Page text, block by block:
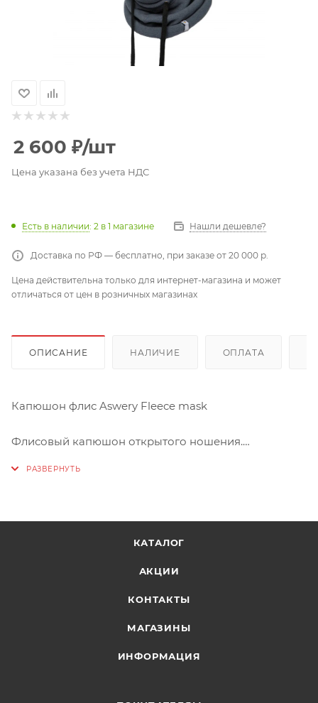
2 600 ₽/шт
Цена указана без учета НДС
Есть в наличии: 2 в 1 магазине Нашли дешевле?
Доставка по РФ — бесплатно, при заказе от 20 000 р.
Цена действительна только для интернет-магазина и может
отличаться от цен в розничных магазинах
ОПИСАНИЕ НАЛИЧИЕ ОПЛАТА
Капюшон флис Aswery Fleece mask
Флисовый капюшон открытого ношения.
КАТАЛОГ
АКЦИИ
КОНТАКТЫ
МАГАЗИНЫ
ИНФОРМАЦИЯ